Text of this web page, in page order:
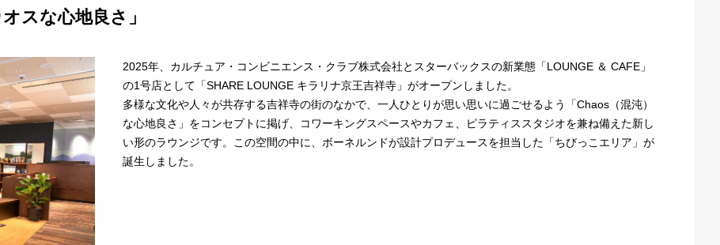
スな心地良さ」
2025年、カルチュア・コンビニエンス・クラブ株式会社とスターバックスの新業態「LOUNGE ＆ CAFE」
の1号店として「SHARE LOUNGE キラリナ京王吉祥寺」がオープンしました。
多様な文化や人々が共存する吉祥寺の街のなかで、一人ひとりが思い思いに過ごせるよう「Chaos（混沌）
な心地良さ」をコンセプトに掲げ、コワーキングスペースやカフェ、ピラティススタジオを兼ね備えた新し
い形のラウンジです。この空間の中に、ボーネルンドが設計プロデュースを担当した「ちびっこエリア」が
誕生しました。